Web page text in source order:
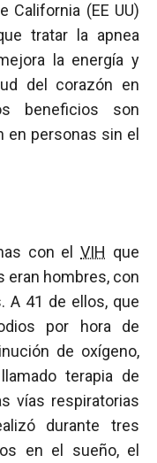
California (EE UU)
tratar la apnea
la energía y
del corazón en
beneficios son
en personas sin el
con elVIH que
eran hombres, con
A 41 de ellos, que
por hora de
de oxígeno,
terapia de
vías respiratorias
durante tres
en el sueño, el